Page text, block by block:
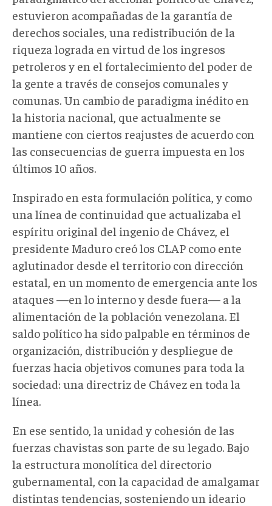
estuvieron acompañadas de la garantía de
derechos sociales, una redistribución de la
riqueza lograda en virtud de los ingresos
petroleros y en el fortalecimiento del poder de
la gente a través de consejos comunales y
comunas. Un cambio de paradigma inédito en
la historia nacional, que actualmente se
mantiene con ciertos reajustes de acuerdo con
las consecuencias de guerra impuesta en los
últimos 10 años.
Inspirado en esta formulación política, y como
una línea de continuidad que actualizaba el
espíritu original del ingenio de Chávez, el
presidente Maduro creó los CLAP como ente
aglutinador desde el territorio con dirección
estatal, en un momento de emergencia ante los
ataques —en lo interno y desde fuera— a la
alimentación de la población venezolana. El
saldo político ha sido palpable en términos de
organización, distribución y despliegue de
fuerzas hacia objetivos comunes para toda la
sociedad: una directriz de Chávez en toda la
línea.
En ese sentido, la unidad y cohesión de las
fuerzas chavistas son parte de su legado. Bajo
la estructura monolítica del directorio
gubernamental, con la capacidad de amalgamar
distintas tendencias, sosteniendo un ideario